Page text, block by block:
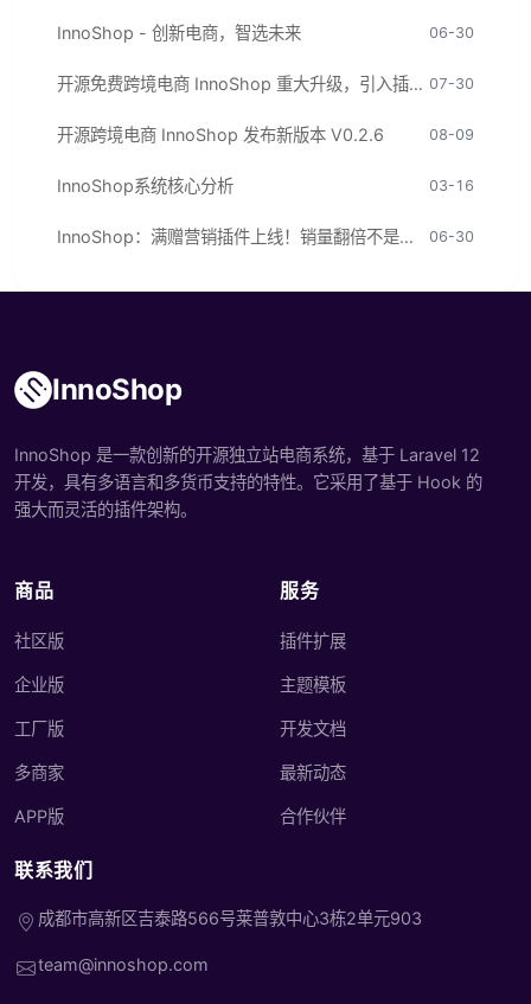
InnoShop - 创新电商，智选未来 06-30
开源免费跨境电商 InnoShop 重大升级，引入插件市场！ 07-30
开源跨境电商 InnoShop 发布新版本 V0.2.6 08-09
InnoShop系统核心分析 03-16
InnoShop：满赠营销插件上线！销量翻倍不是梦！ 06-30
InnoShop
InnoShop 是一款创新的开源独立站电商系统，基于 Laravel 12
开发，具有多语言和多货币支持的特性。它采用了基于 Hook 的
强大而灵活的插件架构。
商品
社区版
企业版
工厂版
多商家
APP版
服务
插件扩展
主题模板
开发文档
最新动态
合作伙伴
联系我们
成都市高新区吉泰路566号莱普敦中心3栋2单元903
team@innoshop.com